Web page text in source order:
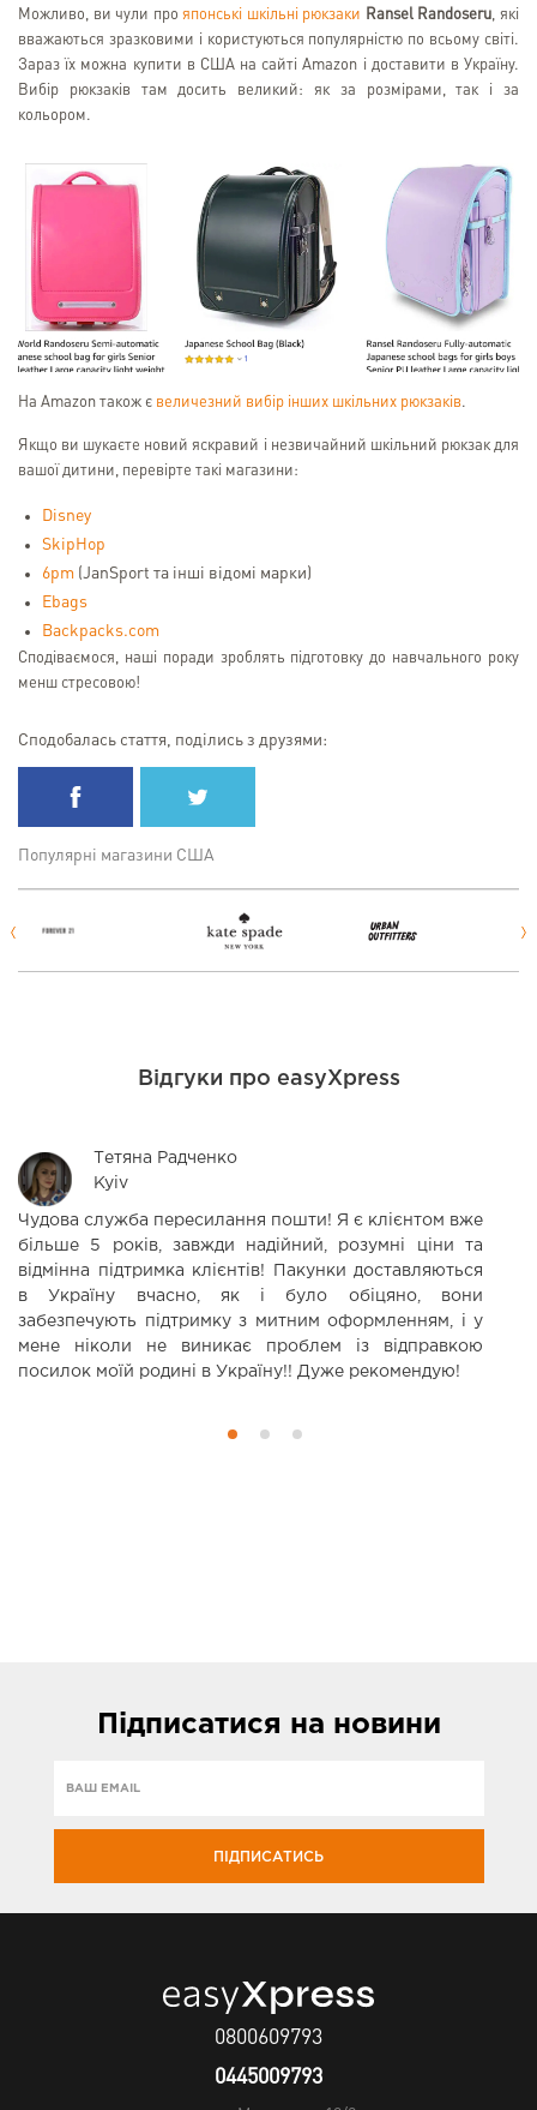
Можливо, ви чули прояпонські шкільні рюкзаки Ransel Randoseru, які
вважаються зразковими і користуються популярністю по всьому світі.
Зараз їх можна купити в США на сайті Amazon і доставити в Україну.
Вибір рюкзаків там досить великий: як за розмірами, так і за
кольором.
На Amazon також є величезний вибір інших шкільних рюкзаків.
Якщо ви шукаєте новий яскравий і незвичайний шкільний рюкзак для
вашої дитини, перевірте такі магазини:
Disney
SkipHop
6pm (JanSport та інші відомі марки)
Ebags
Backpacks.com
Сподіваємося, наші поради зроблять підготовку до навчального року
менш стресовою!
Сподобалась стаття, поділись з друзями:
Популярні магазини США
Відгуки про easyXpress
Тетяна Радченко
Kyiv
Чудова служба пересилання пошти! Я є клієнтом вже
більше 5 років, завжди надійний, розумні ціни та
відмінна підтримка клієнтів! Пакунки доставляються
в Україну вчасно, як і було обіцяно, вони
забезпечують підтримку з митним оформленням, і у
мене ніколи не виникає проблем із відправкою
посилок моїй родині в Україну!! Дуже рекомендую!
Підписатися на новини
ПІДПИСАТИСЬ
0800609793
0445009793